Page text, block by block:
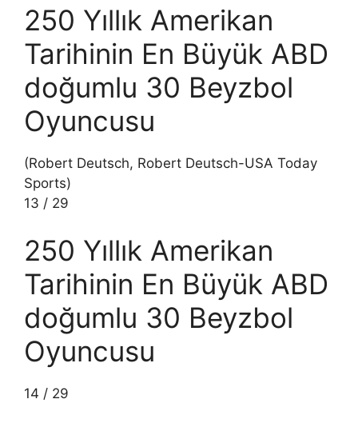
250 Yıllık Amerikan
Tarihinin En Büyük ABD
doğumlu 30 Beyzbol
Oyuncusu
(Robert Deutsch, Robert Deutsch-USA Today
Sports)
13 / 29
250 Yıllık Amerikan
Tarihinin En Büyük ABD
doğumlu 30 Beyzbol
Oyuncusu
14 / 29